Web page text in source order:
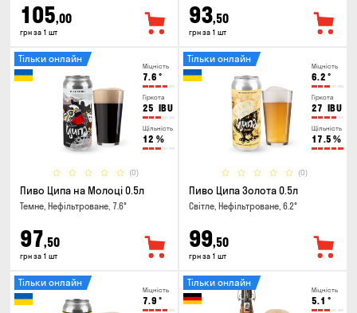
105,00
грн за 1 шт
93,50
грн за 1 шт
Міцність
7.6 °
Гіркота
25 IBU
Щільність
12 %
(0)
Тільки онлайн
Пиво Ципа на Молоці 0.5л
Темне, Нефільтроване, 7.6°
97,50
грн за 1 шт
Міцність
6.2 °
Гіркота
27 IBU
Щільність
17.5 %
(0)
Тільки онлайн
Пиво Ципа Золота 0.5л
Світле, Нефільтроване, 6.2°
99,50
грн за 1 шт
Міцність
7.9 °
Тільки онлайн
Міцність
5.1 °
Тільки онлайн